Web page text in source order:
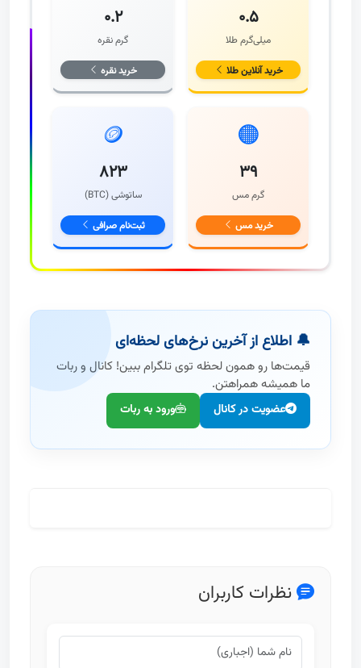
۰.۵
میلی‌گرم طلا
خرید آنلاین طلا
۰.۲
گرم نقره
خرید نقره
🟠
۳۹
گرم مس
خرید مس
🪙
۸۲۳
ساتوشی (BTC)
ثبت‌نام صرافی
🔔 اطلاع از آخرین نرخ‌های لحظه‌ای
قیمت‌ها رو همون لحظه توی تلگرام ببین! کانال و ربات
ما همیشه همراهتن.
عضویت در کانال ورود به ربات
نظرات کاربران